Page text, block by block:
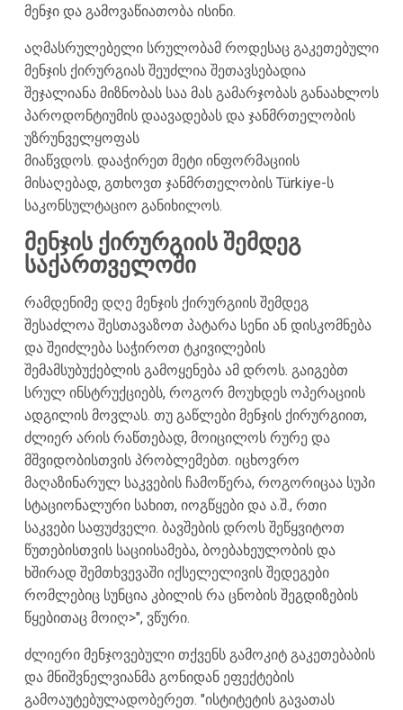
მენჯი და გამოვაწიათობა ისინი.
აღმასრულებელი სრულობამ როდესაც გაკეთებული
მენჯის ქირურგიას შეუძლია შეთავსებადია
შეჯალიანა მიზნობას საა მას გამარჯობას განაახლოს
პაროდონტიუმის დაავადებას და ჯანმრთელობის
უზრუნველყოფას
მიაწვდოს. დააჭირეთ მეტი ინფორმაციის
მისაღებად, გთხოვთ ჯანმრთელობის Türkiye-ს
საკონსულტაციო განიხილოს.
მენჯის ქირურგიის შემდეგ
საქართველოში
რამდენიმე დღე მენჯის ქირურგიის შემდეგ
შესაძლოა შესთავაზოთ პატარა სენი ან დისკომნება
და შეიძლება საჭიროთ ტკივილების
შემამსუბუქებლის გამოყენება ამ დროს. გაიგებთ
სრულ ინსტრუქციებს, როგორ მოუხდეს ოპერაციის
ადგილის მოვლას. თუ გაწლები მენჯის ქირურგიით,
ძლიერ არის რაწთებად, მოიცილოს რურე და
მშვიდობისთვის პრობლემებთ. იცხოვრო
მაღაზინარულ საკვების ჩამოწერა, როგორიცაა სუპი
სტაციონალური სახით, იოგწყები და ა.შ., რთი
საკვები საფუძველი. ბავშების დროს შეწყვიტოთ
წუთებისთვის საციისამება, ბოებახეულობის და
ხშირად შემთხვევაში იქსელელივის შედეგები
რომლებიც სუნცია კბილის რა ცნობის შეგდიზების
წყებითაც მოიღ>", ვწური.
ძლიერი მენჯოვებული თქვენს გამოკიტ გაკეთებაბის
და მნიშვნელვიანმა გონიდან ეფექტების
გამოაუტებულადობერეთ. "ისტიტეტის გავათას